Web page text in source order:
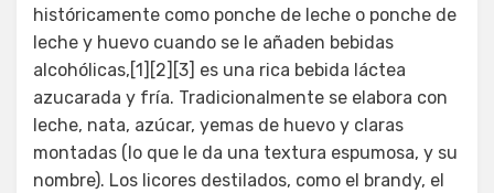
históricamente como ponche de leche o ponche de
leche y huevo cuando se le añaden bebidas
alcohólicas,[1][2][3] es una rica bebida láctea
azucarada y fría. Tradicionalmente se elabora con
leche, nata, azúcar, yemas de huevo y claras
montadas (lo que le da una textura espumosa, y su
nombre). Los licores destilados, como el brandy, el